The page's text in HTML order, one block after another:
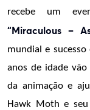
recebe um
“Miraculous –
mundial e
anos de idade
da animação e
Hawk Moth e